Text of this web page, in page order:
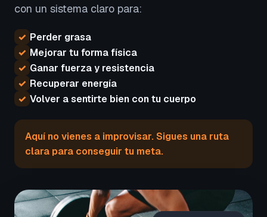
con un sistema claro para:
✓ Perder grasa
✓ Mejorar tu forma física
✓ Ganar fuerza y resistencia
✓ Recuperar energía
✓ Volver a sentirte bien con tu cuerpo
Aquí no vienes a improvisar. Sigues una ruta
clara para conseguir tu meta.